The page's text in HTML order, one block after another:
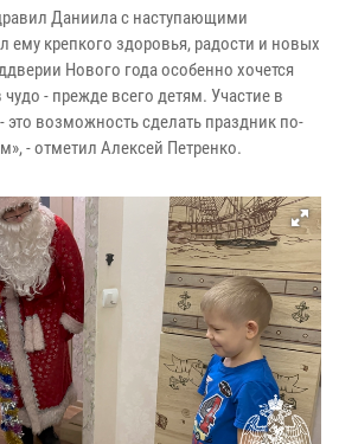
Даниила с наступающими
ему крепкого здоровья, радости и новых
Нового года особенно хочется
чудо - прежде всего детям. Участие в
это возможность сделать праздник по-
- отметил Алексей Петренко.